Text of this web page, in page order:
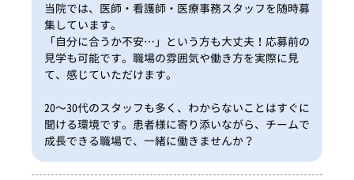
当院では、医師・看護師・医療事務スタッフを随時募
集しています。
「自分に合うか不安…」という方も大丈夫！応募前の
見学も可能です。職場の雰囲気や働き方を実際に見
て、感じていただけます。
20〜30代のスタッフも多く、わからないことはすぐに
聞ける環境です。患者様に寄り添いながら、チームで
成長できる職場で、一緒に働きませんか？